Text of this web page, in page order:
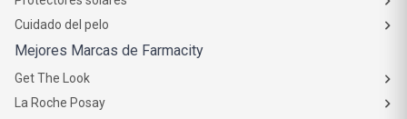
Cuidado del pelo
Mejores Marcas de Farmacity
Get The Look
La Roche Posay